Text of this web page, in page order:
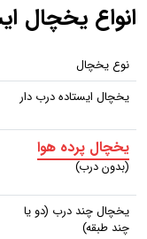
انواع یخچال
نوع یخچال
یخچال ایستاده درب‌ دار
یخچال پرده هوا
(بدون درب)
یخچال چند درب (دو یا
چند طبقه)